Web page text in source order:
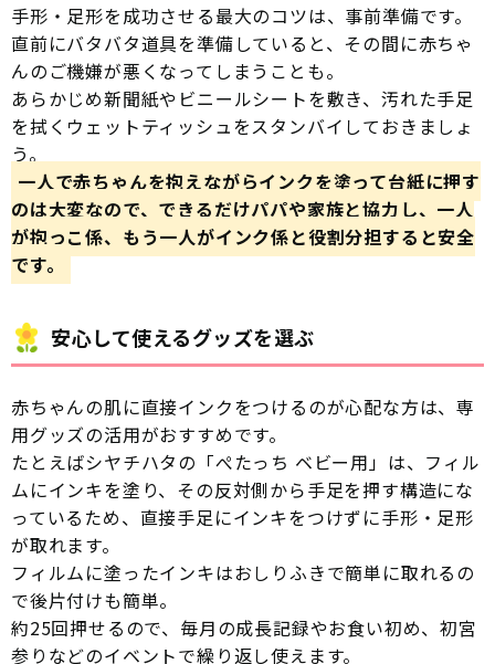
手形・足形を成功させる最大のコツは、事前準備です。
直前にバタバタ道具を準備していると、その間に赤ちゃ
んのご機嫌が悪くなってしまうことも。
あらかじめ新聞紙やビニールシートを敷き、汚れた手足
を拭くウェットティッシュをスタンバイしておきましょ
う。
一人で赤ちゃんを抱えながらインクを塗って台紙に押す
のは大変なので、できるだけパパや家族と協力し、一人
が抱っこ係、もう一人がインク係と役割分担すると安全
です。
安心して使えるグッズを選ぶ
赤ちゃんの肌に直接インクをつけるのが心配な方は、専
用グッズの活用がおすすめです。
たとえばシヤチハタの「ぺたっち ベビー用」は、フィル
ムにインキを塗り、その反対側から手足を押す構造にな
っているため、直接手足にインキをつけずに手形・足形
が取れます。
フィルムに塗ったインキはおしりふきで簡単に取れるの
で後片付けも簡単。
約25回押せるので、毎月の成長記録やお食い初め、初宮
参りなどのイベントで繰り返し使えます。